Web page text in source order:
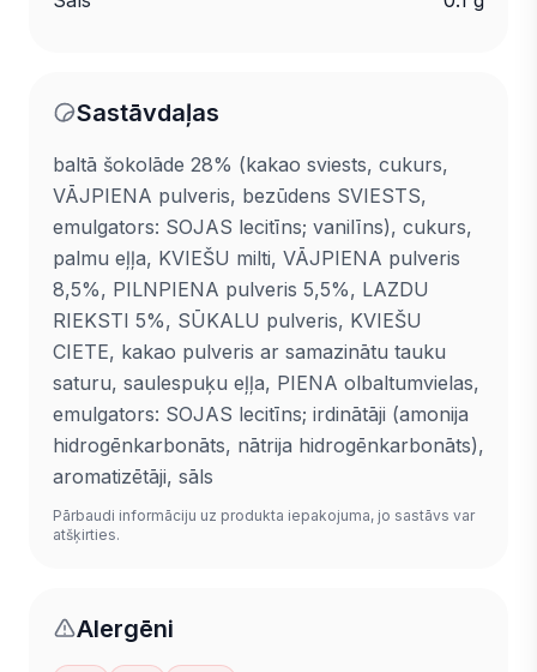
Sastāvdaļas
baltā šokolāde 28% (kakao sviests, cukurs,
VĀJPIENA pulveris, bezūdens SVIESTS,
emulgators: SOJAS lecitīns; vanilīns), cukurs,
palmu eļļa, KVIEŠU milti, VĀJPIENA pulveris
8,5%, PILNPIENA pulveris 5,5%, LAZDU
RIEKSTI 5%, SŪKALU pulveris, KVIEŠU
CIETE, kakao pulveris ar samazinātu tauku
saturu, saulespuķu eļļa, PIENA olbaltumvielas,
emulgators: SOJAS lecitīns; irdinātāji (amonija
hidrogēnkarbonāts, nātrija hidrogēnkarbonāts),
aromatizētāji, sāls
Pārbaudi informāciju uz produkta iepakojuma, jo sastāvs var
atšķirties.
Alergēni